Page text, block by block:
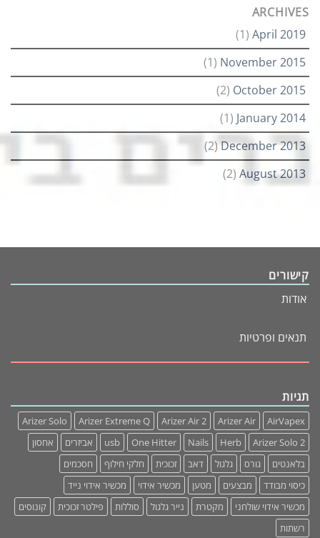
ARCHIVES
April 2019
(1)
November 2015
(1)
October 2015
(2)
January 2014
(1)
December 2013
(2)
August 2013
(2)
תגיות
AirVapex
Arizer Air
Arizer Air 2
Arizer Extreme Q
Arizer Solo
Arizer Solo 2
Herb
Nails
One Hitter
usb אביזרים
אחסון
בלאנטים
גורס גלגול דאב זכוכית חלקי חילוף
חסכמים
כיסוי מבודד
מבצעים מטען מכשיר אידוי
מכשיר אידוי נייד
מכשיר אידוי שולחני
מקטרת נייר גלגול סוללות פילטר זכוכית
קונוסים
רשתות
קישורים
אודות
תנאים ופרטיות